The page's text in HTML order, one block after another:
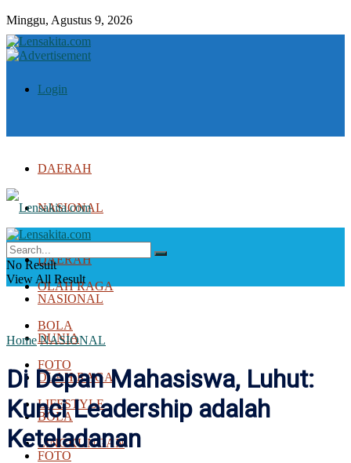
Minggu, Agustus 9, 2026
Login
DAERAH
NASIONAL
DUNIA
OLAH RAGA
BOLA
FOTO
LIFESTYLE
LINGKUNGAN
DAERAH
NASIONAL
DUNIA
OLAH RAGA
BOLA
FOTO
No Result
View All Result
Home NASIONAL
Di Depan Mahasiswa, Luhut:
Kunci Leadership adalah
Keteladanan